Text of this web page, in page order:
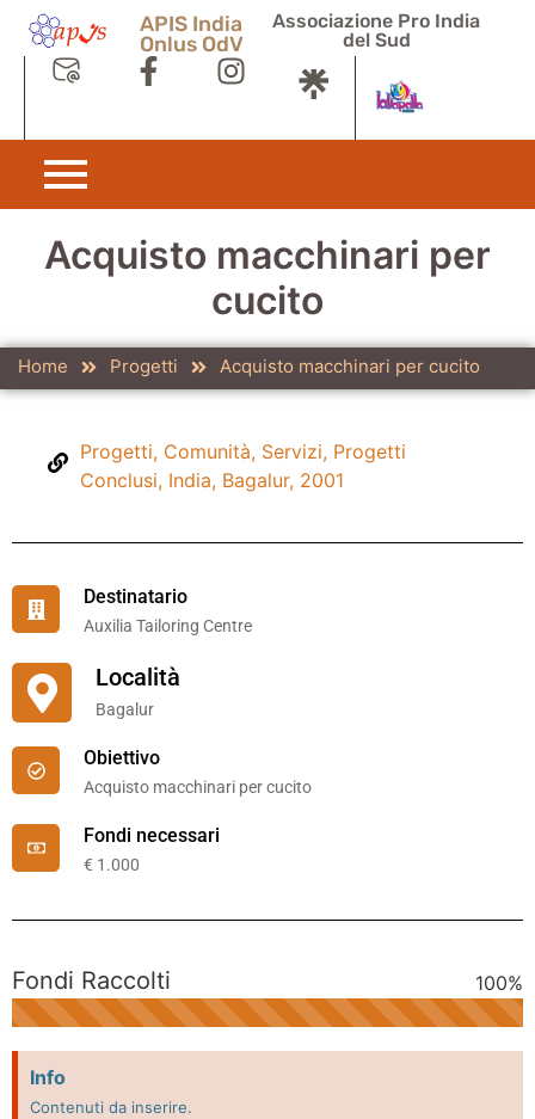
APIS India
Onlus OdV
Associazione Pro India
del Sud
Acquisto macchinari per
cucito
Home Progetti Acquisto macchinari per cucito
Progetti, Comunità, Servizi, Progetti
Conclusi, India, Bagalur, 2001
Destinatario
Auxilia Tailoring Centre
Località
Bagalur
Obiettivo
Acquisto macchinari per cucito
Fondi necessari
€ 1.000
Fondi Raccolti 100%
Info
Contenuti da inserire.